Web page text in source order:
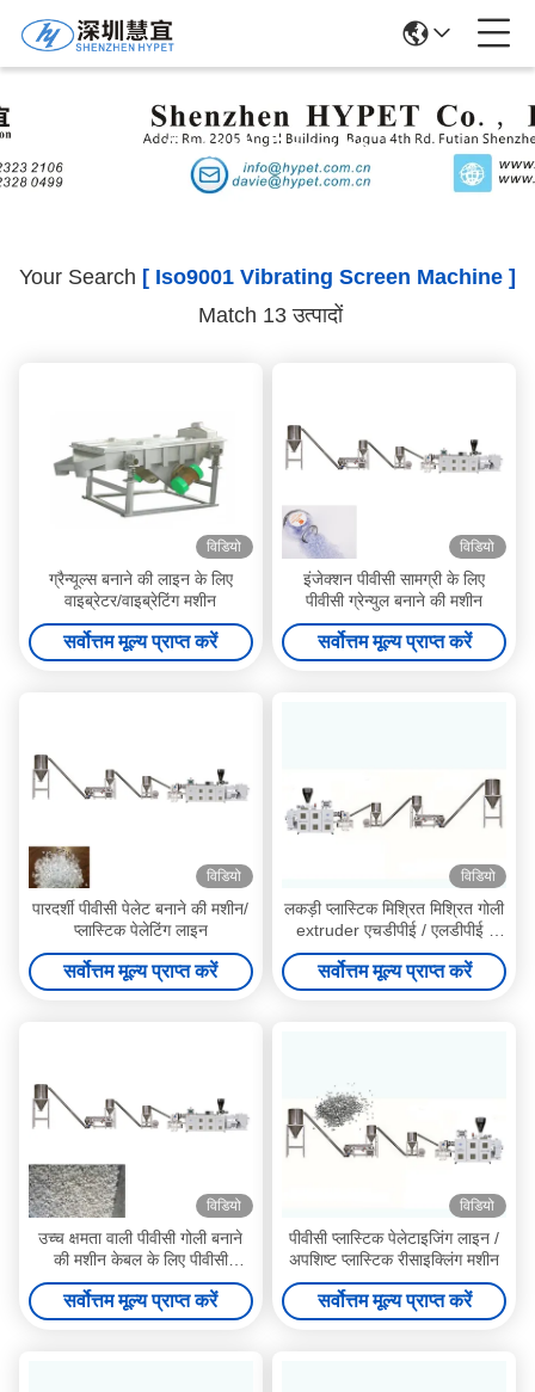
Search Results
Your Search [ Iso9001 Vibrating Screen Machine ]
Match 13 उत्पादों
विडियो
ग्रैन्यूल्स बनाने की लाइन के लिए
वाइब्रेटर/वाइब्रेटिंग मशीन
सर्वोत्तम मूल्य प्राप्त करें
विडियो
इंजेक्शन पीवीसी सामग्री के लिए
पीवीसी ग्रेन्युल बनाने की मशीन
सर्वोत्तम मूल्य प्राप्त करें
विडियो
पारदर्शी पीवीसी पेलेट बनाने की मशीन/
प्लास्टिक पेलेटिंग लाइन
सर्वोत्तम मूल्य प्राप्त करें
विडियो
लकड़ी प्लास्टिक मिश्रित मिश्रित गोली
extruder एचडीपीई / एलडीपीई /
पीपी / पीईटी गोली बनाने की मशीनें,
पीवीसी डब्ल्यूपीसी ग्रेन्युल बनाने की
मशीन
सर्वोत्तम मूल्य प्राप्त करें
विडियो
उच्च क्षमता वाली पीवीसी गोली बनाने
की मशीन केबल के लिए पीवीसी
पुनर्नवीनीकरण ग्रेन्यूल उत्पादन लाइन
पारदर्शी पीवीसी गोली
सर्वोत्तम मूल्य प्राप्त करें
विडियो
पीवीसी प्लास्टिक पेलेटाइजिंग लाइन /
अपशिष्ट प्लास्टिक रीसाइक्लिंग मशीन
सर्वोत्तम मूल्य प्राप्त करें